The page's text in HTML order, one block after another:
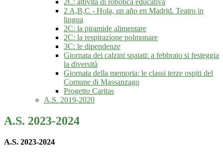
2C: attività di robotica educativa
2 A,B,C - Hola, un año en Madrid. Teatro in
lingua
2C: la piramide alimentare
2C: la respirazione polmonare
3C: le dipendenze
Giornata dei calzini spaiati: a febbraio si festeggia
la diversità
Giornata della memoria: le classi terze ospiti del
Comune di Massanzago
Progetto Caritas
A.S. 2019-2020
A.S. 2023-2024
A.S. 2023-2024